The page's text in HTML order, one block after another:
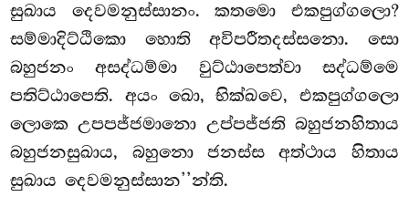
සුඛාය දෙවමනුස්සානං. කතමො එකපුග්ගලො?
සම්මාදිට්ඨිකො හොති අවිපරීතදස්සනො. සො
බහුජනං අසද්ධම්මා වුට්ඨාපෙත්වා සද්ධම්මෙ
පතිට්ඨාපෙති. අයං ඛො, භික්ඛවෙ, එකපුග්ගලො
ලොකෙ උපපජ්ජමානො උප්පජ්ජති බහුජනහිතාය
බහුජනසුඛාය, බහුනො ජනස්ස අත්ථාය හිතාය
සුඛාය දෙවමනුස්සාන’’න්ති.